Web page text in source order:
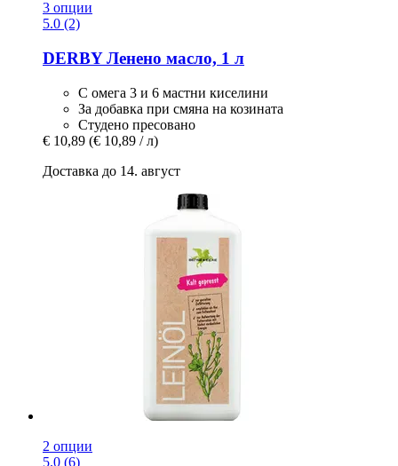
3 опции
5.0 (2)
DERBYЛенено масло, 1 л
С омега 3 и 6 мастни киселини
За добавка при смяна на козината
Студено пресовано
€ 10,89 (€ 10,89 / л)
Доставка до 14. август
2 опции
5.0 (6)